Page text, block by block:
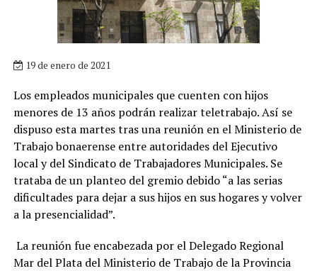
19 de enero de 2021
Los empleados municipales que cuenten con hijos
menores de 13 años podrán realizar teletrabajo. Así se
dispuso esta martes tras una reunión en el Ministerio de
Trabajo bonaerense entre autoridades del Ejecutivo
local y del Sindicato de Trabajadores Municipales. Se
trataba de un planteo del gremio debido “a las serias
dificultades para dejar a sus hijos en sus hogares y volver
a la presencialidad”.
La reunión fue encabezada por el Delegado Regional
Mar del Plata del Ministerio de Trabajo de la Provincia